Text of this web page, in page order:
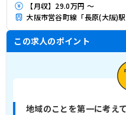
【月収】29.0万円 ～
大阪市営谷町線「長原(大阪)駅
この求人のポイント
地域のことを第一に考え